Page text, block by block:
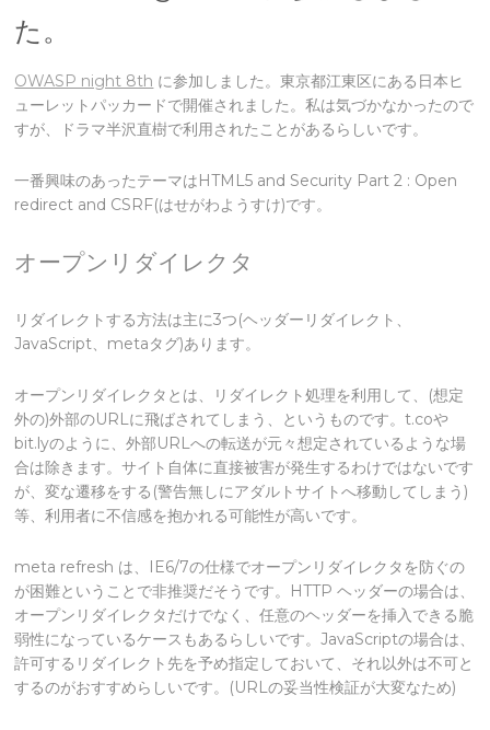
た。
OWASP night 8th に参加しました。東京都江東区にある日本ヒ
ューレットパッカードで開催されました。私は気づかなかったので
すが、ドラマ半沢直樹で利用されたことがあるらしいです。
一番興味のあったテーマはHTML5 and Security Part 2 : Open
redirect and CSRF(はせがわようすけ)です。
オープンリダイレクタ
リダイレクトする方法は主に3つ(ヘッダーリダイレクト、
JavaScript、metaタグ)あります。
オープンリダイレクタとは、リダイレクト処理を利用して、(想定
外の)外部のURLに飛ばされてしまう、というものです。t.coや
bit.lyのように、外部URLへの転送が元々想定されているような場
合は除きます。サイト自体に直接被害が発生するわけではないです
が、変な遷移をする(警告無しにアダルトサイトへ移動してしまう)
等、利用者に不信感を抱かれる可能性が高いです。
meta refresh は、IE6/7の仕様でオープンリダイレクタを防ぐの
が困難ということで非推奨だそうです。HTTP ヘッダーの場合は、
オープンリダイレクタだけでなく、任意のヘッダーを挿入できる脆
弱性になっているケースもあるらしいです。JavaScriptの場合は、
許可するリダイレクト先を予め指定しておいて、それ以外は不可と
するのがおすすめらしいです。(URLの妥当性検証が大変なため)